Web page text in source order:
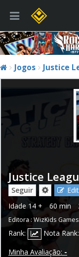
Jogos Justice
Justice
Seguir
Idade 14 + 60 min
Editora : WizKids Games
Rank: Nota Rank:
Minha Avaliação: -